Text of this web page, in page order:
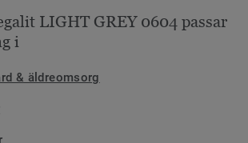
LIGHT GREY 0604 passar
i
& äldreomsorg